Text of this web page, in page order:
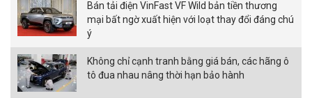
Bán tải điện VinFast VF Wild bản tiền thương
mại bất ngờ xuất hiện với loạt thay đổi đáng chú
ý
Không chỉ cạnh tranh bằng giá bán, các hãng ô
tô đua nhau nâng thời hạn bảo hành